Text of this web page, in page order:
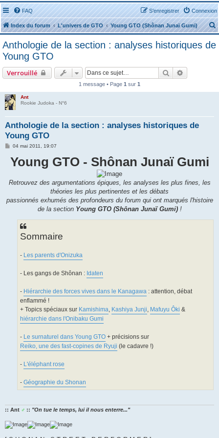
FAQ Connexion
S’enregistrer
Index du forum L'univers de GTO Young GTO (Shônan Junaï Gumi)
e
Anthologie de la section : analyses historiques de
Young GTO
Verrouillé Rechercher
1 message • Page 1 sur 1
Ant
Rookie Judoka - N°6
Anthologie de la section : analyses historiques de
Young GTO
M
s
s
e
04 mai 2011, 19:07
Young GTO - Shônan Junaï Gumi
Retrouvez des argumentations épiques, les analyses les plus fines, les
théories les plus pertinentes et les débats
passionnés exhumés des profondeurs du forum qui ont marqués l'histoire
de la section Young GTO (Shônan Junaï Gumi)!
Sommaire
- Les parents d'Onizuka
- Les gangs de Shônan : Idaten
- Hiérarchie des forces vives dans le Kanagawa : attention, débat
enflammé !
+ Topics spéciaux sur Kamishima, Kashiya Junji, Mafuyu Ôki &
hiérarchie dans l'Onibaku Gumi
- Le surnaturel dans Young GTO + précisions sur
Reiko, une des fast-copines de Ryuji (le cadavre !)
- L'éléphant rose
- Géographie du Shonan
:: Ant ♂ :: "On tue le temps, lui il nous enterre..."